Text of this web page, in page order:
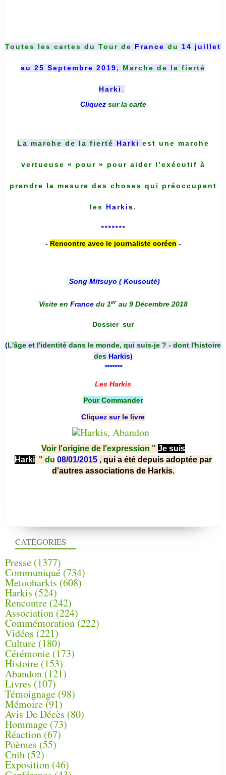
CATÉGORIES
Presse (1377)
Communiqué (734)
Metooharkis (608)
Harkis (524)
Rencontre (242)
Association (224)
Commémoration(222)
Vidéos (221)
Culture(180)
Cérémonie (173)
Histoire (153)
Abandon(121)
Livres (107)
Témoignage (98)
Mémoire (91)
Avis De Décès (80)
Hommage (73)
Réaction(67)
Poèmes (55)
Cnih (52)
Exposition (46)
Toutes les cartes du Tour de France du 14 juillet
au 25 Septembre 2019, Marche de la fierté
Harki
Cliquez sur la carte
La marche de la fierté Harki est une marche
vertueuse « pour » pour aider l’exécutif à
prendre la mesure des choses qui préoccupent
les Harkis.
*******
- Rencontre avec le journaliste coréen -
Song Mitsuyo ( Kousouté)
Visite en France du 1er au 9 Décembre 2018
Dossier sur
(L'âge et l'identité dans le monde, qui suis-je ? - dont l'histoire
des Harkis)
*******
Les Harkis
Pour Commander
Cliquez sur le livre
Voir l'origine de l'expression " Je suis
Harki " du 08/01/2015 , qui a été depuis adoptée par
d'autres associations de Harkis.